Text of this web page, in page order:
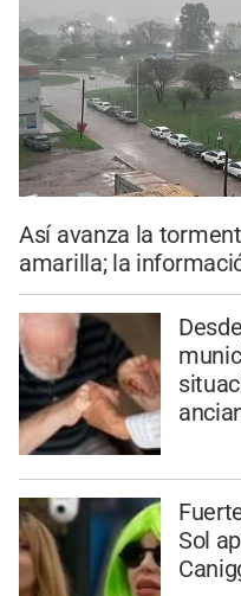
Así avanza la
amarilla; la
Sol